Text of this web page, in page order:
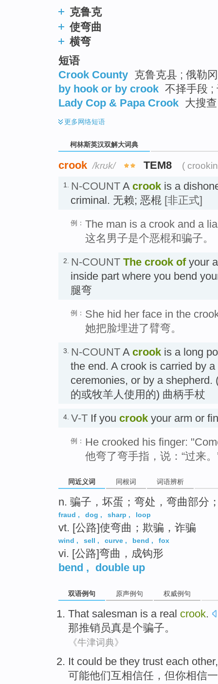
克鲁克
使弯曲
横弯
短语
Crook County 克鲁克县 ; 俄勒
by hook or by crook 不择手段 ;
Lady Cop & Papa Crook 大搜
更多网络短语
柯林斯英汉双解大词典
crook /krʊk/ TEM8 (
1. N-COUNT A crook is a
criminal. 无赖; 恶棍 [非正式]
例： The man is a crook and a
这名男子是个恶棍和骗子。
2. N-COUNT The crook ofyour
inside part where you bend
腿弯
例： She hid her face in the
她把脸埋进了臂弯。
3. N-COUNT A crook is a long
the end. A crook is carried by
ceremonies, or by a
的或牧羊人使用的) 曲柄手杖
4. V-T If you crook your arm or
例： He crooked his finger:
他弯了弯手指，说：“过来。
同近义词 同根词 词语辨析
n. 骗子，坏蛋；弯处，弯曲部分
fraud , dog , sharp , loop
vt. [公路]使弯曲；欺骗，诈骗
wind , sell , curve , bend , fox
vi. [公路]弯曲，成钩形
bend , double up
双语例句 原声例句 权威例句
That salesman is a real crook.
那推销员真是个骗子。
《牛津词典》
It could be they trust each other
可能他们互相信任 ， 但你相信